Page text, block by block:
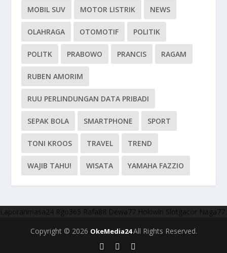
MOBIL SUV MOTOR LISTRIK NEWS
OLAHRAGA OTOMOTIF POLITIK
POLITK PRABOWO PRANCIS RAGAM
RUBEN AMORIM
RUU PERLINDUNGAN DATA PRIBADI
SEPAK BOLA SMARTPHONE SPORT
TONI KROOS TRAVEL TREND
WAJIB TAHU! WISATA YAMAHA FAZZIO
Laporanmasa24 Rgo365 Rafa88 Dewa77 Hokiwin Slotgacor Naga77
Copyright © 2026 OkeMedia24All Rights Reserved.